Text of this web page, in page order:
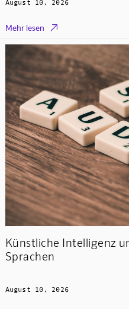
August 10, 2026
Mehr lesen 
Künstliche Intelligenz
Sprachen
August 10, 2026